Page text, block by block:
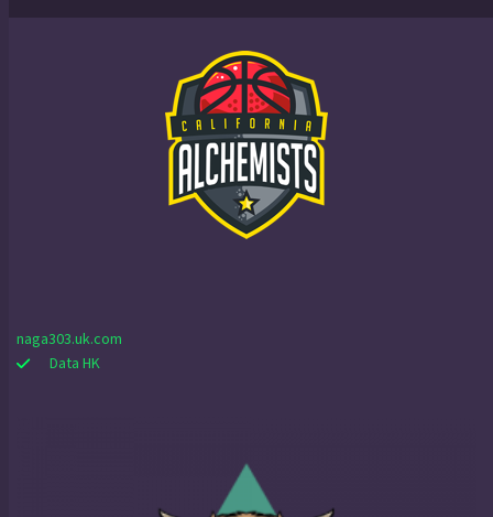
naga303.uk.com
Data HK